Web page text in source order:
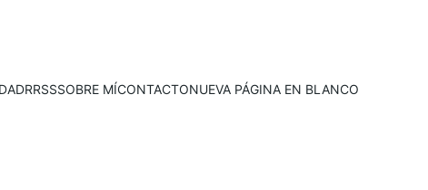
RRSSSOBRE MÍCONTACTONUEVA PÁGINA EN BLANCO